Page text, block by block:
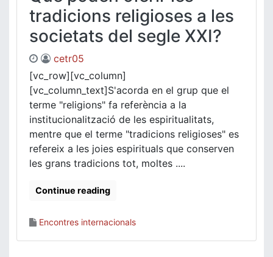
tradicions religioses a les
societats del segle XXI?
cetr05
[vc_row][vc_column]
[vc_column_text]S'acorda en el grup que el
terme "religions" fa referència a la
institucionalització de les espiritualitats,
mentre que el terme "tradicions religioses" es
refereix a les joies espirituals que conserven
les grans tradicions tot, moltes ....
Continue reading
Encontres internacionals